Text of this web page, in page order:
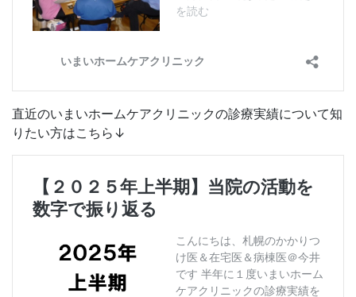
直近のいまいホームケアクリニックの診療実績について知
りたい方はこちら↓